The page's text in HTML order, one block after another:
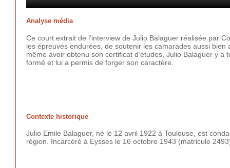
Analyse média
Ce court extrait de l’interview de Julio Balaguer réalisée par
les épreuves endurées, de soutenir les camarades aussi bien
même avoir obtenu son certificat d’études, Julio Balaguer y a
formé et lui a permis de forger son caractère.
Contexte historique
Julio Emile Balaguer, né le 12 avril 1922 à Toulouse, est
région. Incarcéré à Eysses le 16 octobre 1943 (matricule